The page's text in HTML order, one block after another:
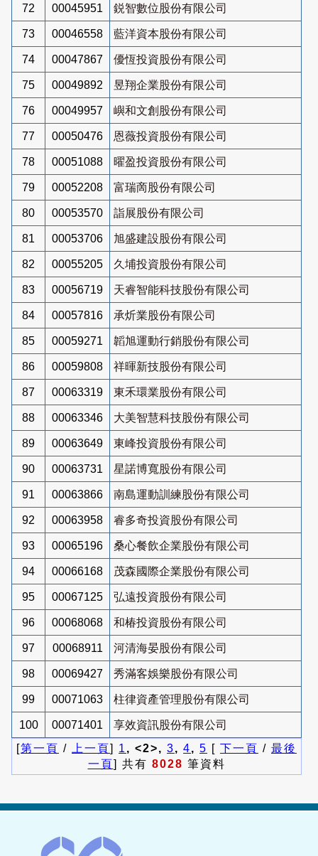
72 00045951 鋭智數位股份有限公司
73 00046558 藍洋資本股份有限公司
74 00047867 優恆投資股份有限公司
75 00049892 昱翔企業股份有限公司
76 00049957 嶼和文創股份有限公司
77 00050476 恩薇投資股份有限公司
78 00051088 曜盈投資股份有限公司
79 00052208 富瑞啇股份有限公司
80 00053570 詣展股份有限公司
81 00053706 旭盛建設股份有限公司
82 00055205 久埔投資股份有限公司
83 00056719 天睿智能科技股份有限公司
84 00057816 承炘業股份有限公司
85 00059271 韜旭運動行銷股份有限公司
86 00059808 祥暉新技股份有限公司
87 00063319 東禾環業股份有限公司
88 00063346 大美智慧科技股份有限公司
89 00063649 東峰投資股份有限公司
90 00063731 星諾博寬股份有限公司
91 00063866 南島運動訓練股份有限公司
92 00063958 睿多奇投資股份有限公司
93 00065196 桑心餐飲企業股份有限公司
94 00066168 茂森國際企業股份有限公司
95 00067125 弘遠投資股份有限公司
96 00068068 和椿投資股份有限公司
97 00068911 河清海晏股份有限公司
98 00069427 秀滿客娛樂股份有限公司
99 00071063 柱律資產管理股份有限公司
100 00071401
享效資訊股份有限公司
[第一頁 / 上一頁] 1 , <2>, 3, 4, 5 [ 下一頁 / 最後
一頁] 共有 8028 筆資料